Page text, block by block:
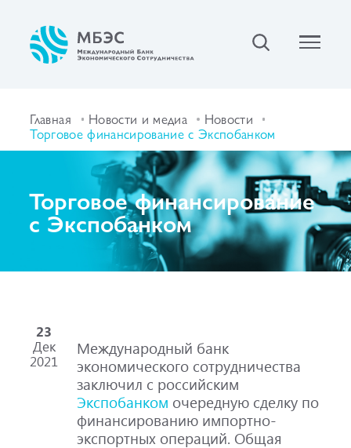
Главная Новости и медиа Новости
Торговое финансирование с Экспобанком
Торговое финансирование
с Экспобанком
23
Дек
2021
Международный банк
экономического сотрудничества
заключил с российским
Экспобанком очередную сделку по
финансированию импортно-
экспортных операций. Общая